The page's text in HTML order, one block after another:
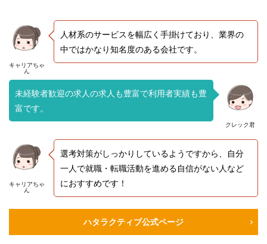
キャリアちゃ
ん
人材系のサービスを幅広く手掛けており、業界の
中ではかなり知名度のある会社です。
クレック君
未経験者歓迎の求人の求人も豊富で利用者実績も豊
富です。
キャリアちゃ
ん
選考対策がしっかりしているようですから、自分
一人で就職・転職活動を進める自信がない人など
におすすめです！
ハタラクティブ公式ページ